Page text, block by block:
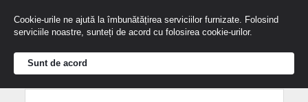
Cookie-urile ne ajută la îmbunătățirea serviciilor furnizate. Folosind
serviciile noastre, sunteți de acord cu folosirea cookie-urilor.
Sunt de acord